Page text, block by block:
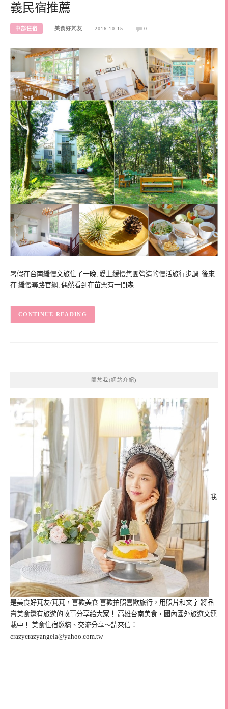
義民宿推薦
中部住宿 美食好芃友 2016-10-15 0
暑假在台南緩慢文旅住了一晚, 愛上緩慢集團營造的慢活旅行步調. 後來
在 緩慢尋路官網, 偶然看到在苗栗有一間森…
CONTINUE READING
關於我(網站介紹)
我
是美食好芃友/芃芃，喜歡美食 喜歡拍照喜歡旅行，用照片和文字 將品
嘗美食還有旅遊的故事分享給大家！ 高雄台南美食，國內國外旅遊文連
載中！ 美食住宿邀稿、交流分享～請來信：
crazycrazyangela@yahoo.com.tw